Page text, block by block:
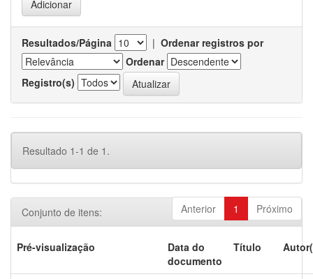
Resultados/Página | Ordenar registros por
Ordenar
Registro(s)
Resultado 1-1 de 1.
Anterior 1 Próximo
Conjunto de itens:
Pré-visualização
Data do
documento
Título